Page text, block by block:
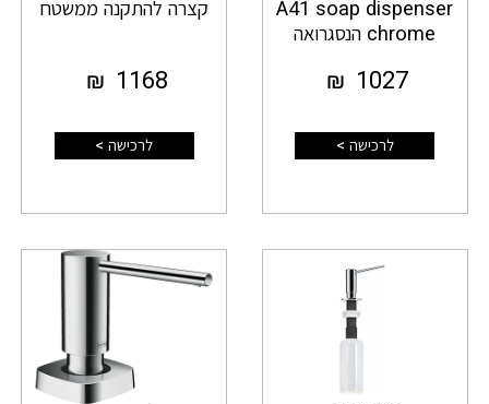
A41 soap dispenser
chrome הנסגרואה
1027
₪
לרכישה >
קצרה להתקנה ממשטח
1168
₪
לרכישה >